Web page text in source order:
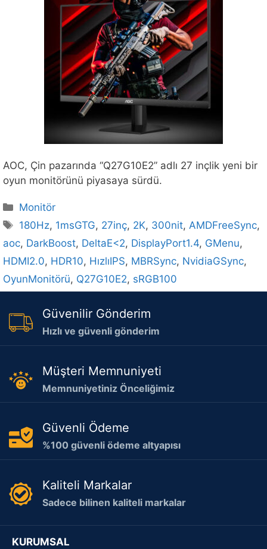
AOC, Çin pazarında “Q27G10E2” adlı 27 inçlik yeni bir
oyun monitörünü piyasaya sürdü.
Kategoriler
Monitör
Etiketler
180Hz, 1msGTG, 27inç, 2K, 300nit,AMDFreeSync,
aoc, DarkBoost, DeltaE<2, DisplayPort1.4, GMenu,
HDMI2.0, HDR10, HızlıIPS, MBRSync, NvidiaGSync,
OyunMonitörü, Q27G10E2, sRGB100
Güvenilir Gönderim
Hızlı ve güvenli gönderim
Müşteri Memnuniyeti
Memnuniyetiniz Önceliğimiz
Güvenli Ödeme
%100 güvenli ödeme altyapısı
Kaliteli Markalar
Sadece bilinen kaliteli markalar
KURUMSAL